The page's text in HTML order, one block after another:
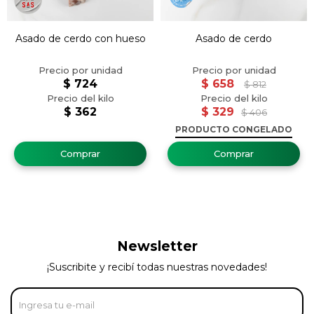
Asado de cerdo con hueso
$ 362
$ 724
Asado de cerdo
$ 329 $ 406
$ 658 $ 812
PRODUCTO CONGELADO
Newsletter
¡Suscribite y recibí todas nuestras novedades!